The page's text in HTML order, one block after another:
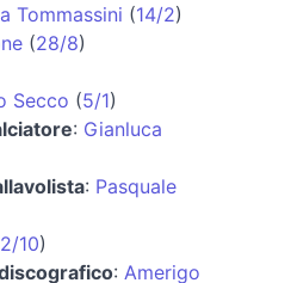
Tommassini (14/2)
(28/8)
Secco (5/1)
: Gianluca
: Pasquale
2/10)
: Amerigo